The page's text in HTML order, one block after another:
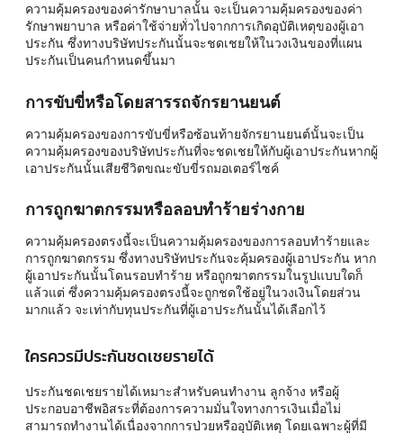
ความคุ้มครองของค่ารักษาบาลนั้น จะเป็นความคุ้มครองของค่า
รักษาพยาบาล หรือค่าใช้จ่ายทั่วไปจากการเกิดอุบัติเหตุของผู้เอา
ประกัน ซึ่งทางบริษัทประกันนั้นจะชดเชยให้ในวงเงินของที่แผน
ประกันเป็นคนกำหนดขึ้นมา
การขับขี่หรือโดยสารรถจักรยานยนต์
ความคุ้มครองของการขับขี่หรือซ้อนท้ายจักรยานยนต์นั้นจะเป็น
ความคุ้มครองของบริษัทประกันที่จะชดเชยให้กับผู้เอาประกันหากผู้
เอาประกันนั้นเสียชีวิตขณะขับขี่รถมอเตอร์ไซค์
การถูกฆาตกรรมหรือลอบทำร้ายร่างกาย
ความคุ้มครองตรงนี้จะเป็นความคุ้มครองของการลอบทำร้ายและ
การถูกฆาตกรรม ซึ่งทางบริษัทประกันจะคุ้มครองผู้เอาประกัน หาก
ผู้เอาประกันนั้นโดนรอบทำร้าย หรือถูกฆาตกรรมในรูปแบบใดก็
แล้วแต่ ซึ่งความคุ้มครองตรงนี้จะถูกชดใช้อยู่ในวงเงินโดยส่วน
มากแล้ว จะเท่ากับทุนประกันที่ผู้เอาประกันนั้นได้เลือกไว้
ใครควรมีประกันชดเชยรายได้
ประกันชดเชยรายได้เหมาะสำหรับคนทำงาน ลูกจ้าง หรือผู้
ประกอบอาชีพอิสระที่ต้องการความมั่นใจทางการเงินเมื่อไม่
สามารถทำงานได้เนื่องจากการป่วยหรืออุบัติเหตุ โดยเฉพาะผู้ที่มี